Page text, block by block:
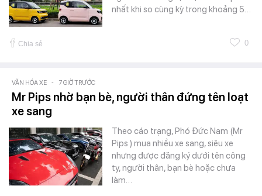
nhất khi so cùng kỳ trong khoảng 5…
Chia sẻ 0
VĂN HÓA XE - 7 GIỜ TRƯỚC
Mr Pips nhờ bạn bè, người thân đứng tên loạt
xe sang
Theo cáo trạng, Phó Đức Nam (Mr
Pips ) mua nhiều xe sang, siêu xe
nhưng được đăng ký dưới tên công
ty, người thân, bạn bè hoặc chưa
làm…